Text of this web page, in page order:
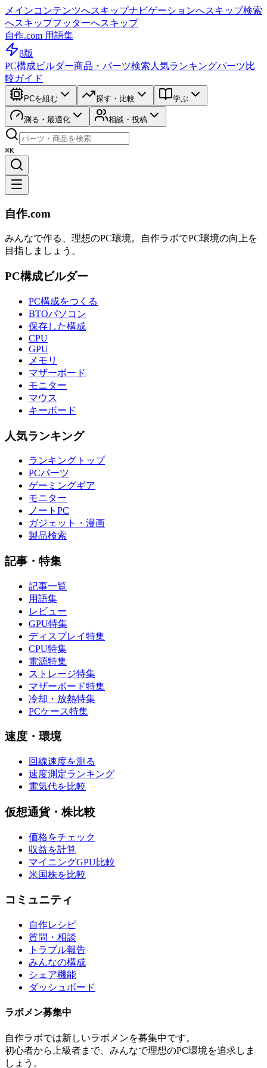
メインコンテンツへスキップナビゲーションへスキップ検索
へスキップフッターへスキップ
自作.com 用語集
β版
PC構成ビルダー商品・パーツ検索 人気ランキングパーツ比
較ガイド
PCを組む 探す・比較 学ぶ
測る・最適化 相談・投稿
⌘K
自作.com
みんなで作る、理想のPC環境。 自作ラボでPC環境の向上を
目指しましょう。
PC構成ビルダー
PC構成をつくる
BTOパソコン
保存した構成
CPU
GPU
メモリ
マザーボード
モニター
マウス
キーボード
人気ランキング
ランキングトップ
PCパーツ
ゲーミングギア
モニター
ノートPC
ガジェット・漫画
製品検索
記事・特集
記事一覧
用語集
レビュー
GPU特集
ディスプレイ特集
CPU特集
電源特集
ストレージ特集
マザーボード特集
冷却・放熱特集
PCケース特集
速度・環境
回線速度を測る
速度測定ランキング
電気代を比較
仮想通貨・株比較
価格をチェック
収益を計算
マイニングGPU比較
米国株を比較
コミュニティ
自作レシピ
質問・相談
トラブル報告
みんなの構成
シェア機能
ダッシュボード
ラボメン募集中
自作ラボでは新しいラボメンを募集中です。
初心者から上級者まで、みんなで理想のPC環境を追求しま
しょう。